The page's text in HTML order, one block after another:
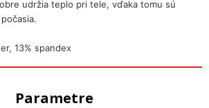
udržia teplo pri tele, vďaka tomu sú
13% spandex
Parametre